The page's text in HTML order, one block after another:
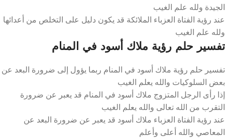
الجيدة ولله علم الغيب
عند رؤية الفتاة العزباء الملائكة قد يكون دليل على التخلص من أعدائها
ولله علم الغيب
تفسير حلم رؤية ملاك أسود في المنام
تفسير حلم رؤية ملاك أسود في المنام ربما يؤول إلى ضرورة البعد عن
بعض السلوكيات والله يعلم الغيب
إذا رأى الرجل المتزوج ملاك أسود في المنام قد يعبر عن ضرورة
التقرب من الله تعالى والله يعلم الغيب
عند رؤية الفتاة العزباء ملاك أسود قد يعبر عن ضرورة البعد عن
المعاصي والله أعلى وأعلم